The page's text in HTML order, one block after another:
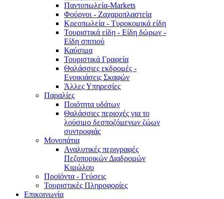
Παντοπωλεία-Markets
Φούρνοι - Ζαχαροπλαστεία
Κρεοπωλεία - Τυροκομικά είδη
Τουριστικά είδη - Είδη δώρων -
Είδη σπιτιού
Καύσιμα
Τουριστικά Γραφεία
Θαλάσσιες εκδρομές -
Ενοικιάσεις Σκαφών
Άλλες Υπηρεσίες
Παραλίες
Ποιότητα υδάτων
Θαλάσσιες περιοχές για το
λούσιμο δεσποζόμενων ζώων
συντροφιάς
Μονοπάτια
Αναλυτικές περιγραφές
Πεζοπορικών Διαδρομών
Κιμώλου
Προϊόντα - Γεύσεις
Τουριστικές Πληροφορίες
Επικοινωνία